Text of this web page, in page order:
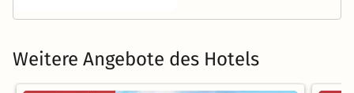
Weitere Angebote des Hotels